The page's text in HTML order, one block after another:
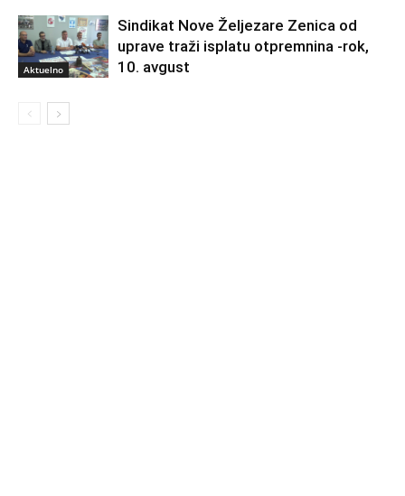
Aktuelno
Sindikat Nove Željezare Zenica od
uprave traži isplatu otpremnina -rok,
10. avgust